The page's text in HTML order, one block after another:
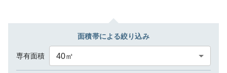
面積帯による絞り込み
専有面積 40㎡